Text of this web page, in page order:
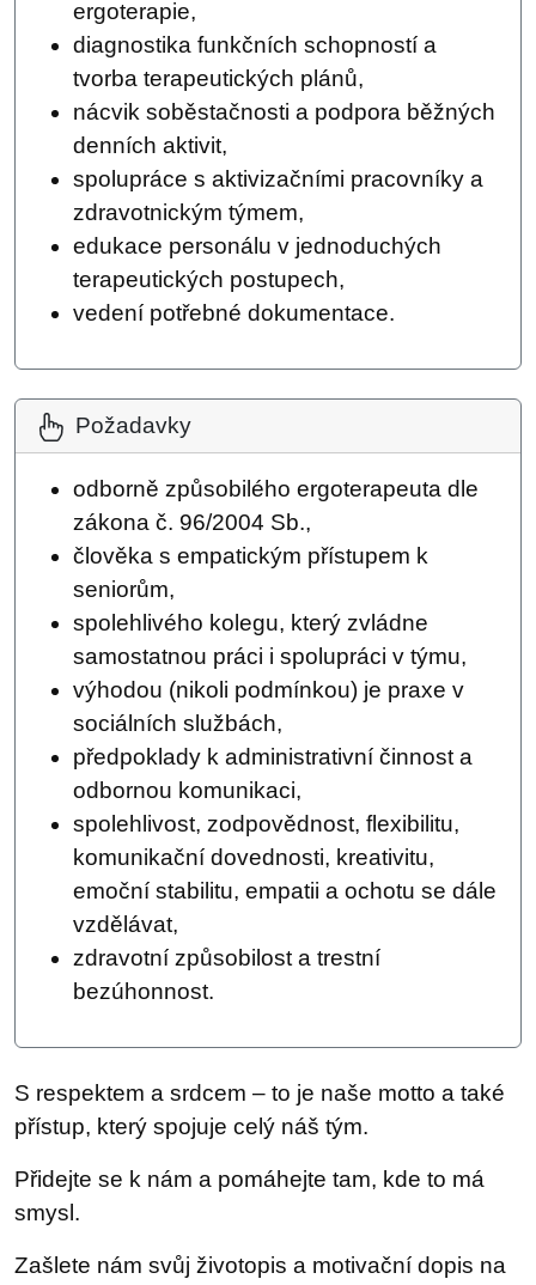
ergoterapie,
diagnostika funkčních schopností a
tvorba terapeutických plánů,
nácvik soběstačnosti a podpora běžných
denních aktivit,
spolupráce s aktivizačními pracovníky a
zdravotnickým týmem,
edukace personálu v jednoduchých
terapeutických postupech,
vedení potřebné dokumentace.
Požadavky
odborně způsobilého ergoterapeuta dle
zákona č. 96/2004 Sb.,
člověka s empatickým přístupem k
seniorům,
spolehlivého kolegu, který zvládne
samostatnou práci i spolupráci v týmu,
výhodou (nikoli podmínkou) je praxe v
sociálních službách,
předpoklady k administrativní činnost a
odbornou komunikaci,
spolehlivost, zodpovědnost, flexibilitu,
komunikační dovednosti, kreativitu,
emoční stabilitu, empatii a ochotu se dále
vzdělávat,
zdravotní způsobilost a trestní
bezúhonnost.
S respektem a srdcem – to je naše motto a také
přístup, který spojuje celý náš tým.
Přidejte se k nám a pomáhejte tam, kde to má
smysl.
Zašlete nám svůj životopis a motivační dopis na